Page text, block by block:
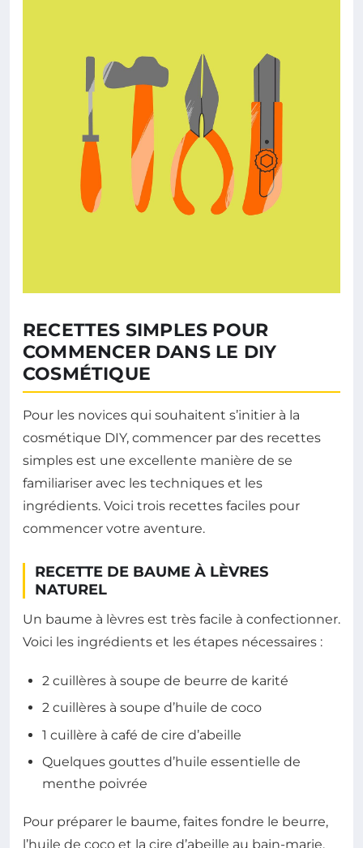
RECETTES SIMPLES POUR
COMMENCER DANS LE DIY
COSMÉTIQUE
Pour les novices qui souhaitent s’initier à la
cosmétique DIY, commencer par des recettes
simples est une excellente manière de se
familiariser avec les techniques et les
ingrédients. Voici trois recettes faciles pour
commencer votre aventure.
RECETTE DE BAUME À LÈVRES
NATUREL
Un baume à lèvres est très facile à confectionner.
Voici les ingrédients et les étapes nécessaires :
2 cuillères à soupe de beurre de karité
2 cuillères à soupe d’huile de coco
1 cuillère à café de cire d’abeille
Quelques gouttes d’huile essentielle de
menthe poivrée
Pour préparer le baume, faites fondre le beurre,
l’huile de coco et la cire d’abeille au bain-marie.